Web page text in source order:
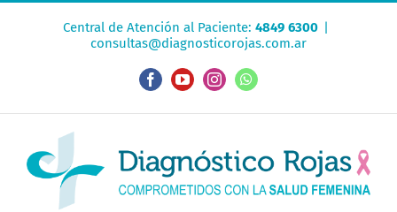
Central de Atención al Paciente: 4849 6300 |
consultas@diagnosticorojas.com.ar
FacebookYouTubeInstagramWhatsApp